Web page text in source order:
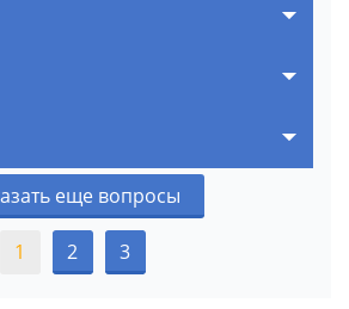
еще вопросы
1 2 3